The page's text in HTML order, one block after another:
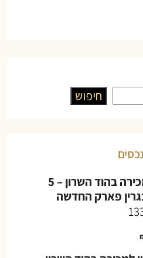
חיפוש
דירה למכירה בהוד השרון – 5
פארק החדשה